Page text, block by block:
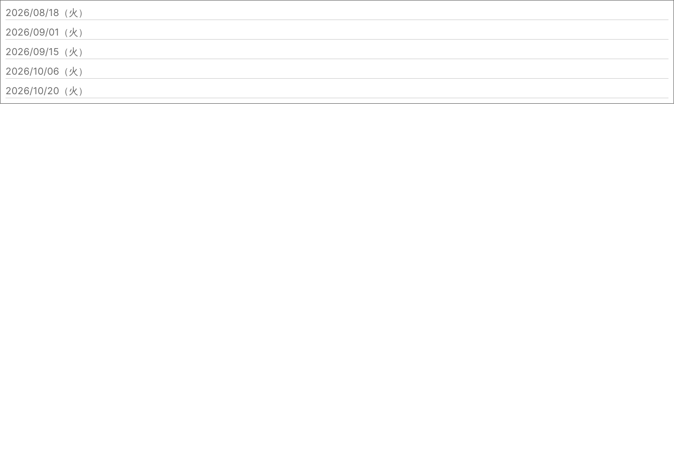
2026/08/18（火）
2026/09/01（火）
2026/09/15（火）
2026/10/06（火）
2026/10/20（火）